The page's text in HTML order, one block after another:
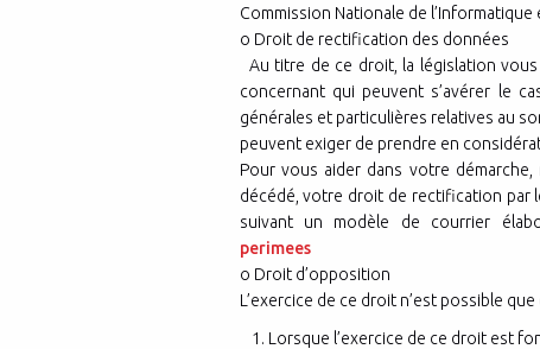
Commission Nationale de l’Informatique
o Droit de rectification des données
Au titre de ce droit, la législation
concernant qui peuvent s’avérer le
générales et particulières relatives au
peuvent exiger de prendre en
Pour vous aider dans votre
décédé, votre droit de rectification par
suivant un modèle de courrier
perimees
o Droit d’opposition
L’exercice de ce droit n’est possible
Lorsque l’exercice de ce droit est